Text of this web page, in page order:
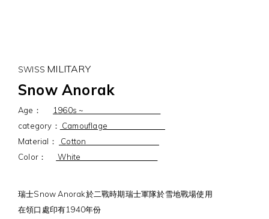
SWISS MILITARY
Snow Anorak
Age：
1960s ~
category： Camouflage
Material：
Cotton
Color：
White
瑞士Snow Anorak於二戰時期瑞士軍隊於雪地戰場使用
在領口處印有1940年份